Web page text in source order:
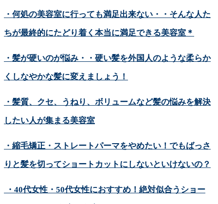
・何処の美容室に行っても満足出来ない・・そんな人た
ちが最終的にたどり着く本当に満足できる美容室＊
・髪が硬いのが悩み・・硬い髪を外国人のような柔らか
くしなやかな髪に変えましょう！
・髪質、クセ、うねり、ボリュームなど髪の悩みを解決
したい人が集まる美容室
・縮毛矯正・ストレートパーマをやめたい！でもばっさ
りと髪を切ってショートカットにしないといけないの？
・40代女性・50代女性におすすめ！絶対似合うショー